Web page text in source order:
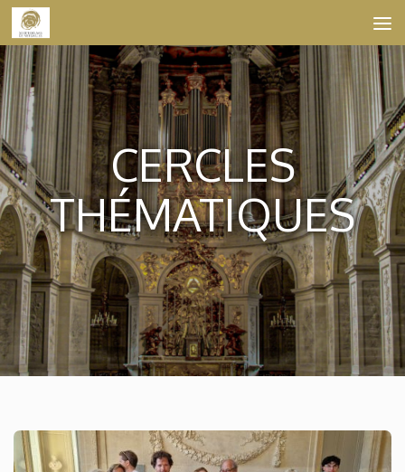
Skip to content
CERCLES
THÉMATIQUES